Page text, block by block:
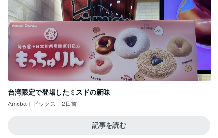
台湾限定で登場したミスドの新味
Amebaトピックス 2日前
記事を読む